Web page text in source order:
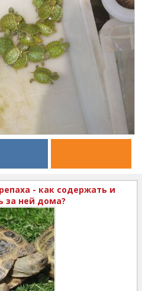
- как содержать и
за ней дома?